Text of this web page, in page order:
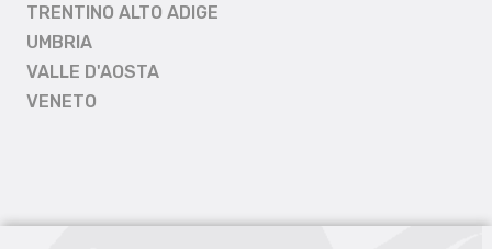
TRENTINO ALTO ADIGE
UMBRIA
VALLE D'AOSTA
VENETO